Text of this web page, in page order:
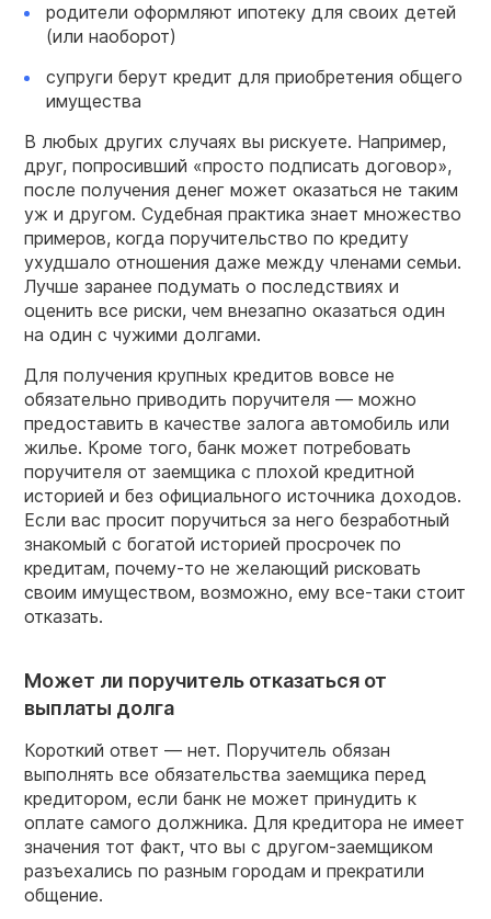
родители оформляют ипотеку для своих детей
(или наоборот)
супруги берут кредит для приобретения общего
имущества
В любых других случаях вы рискуете. Например,
друг, попросивший «просто подписать договор»,
после получения денег может оказаться не таким
уж и другом. Судебная практика знает множество
примеров, когда поручительство по кредиту
ухудшало отношения даже между членами семьи.
Лучше заранее подумать о последствиях и
оценить все риски, чем внезапно оказаться один
на один с чужими долгами.
Для получения крупных кредитов вовсе не
обязательно приводить поручителя — можно
предоставить в качестве залога автомобиль или
жилье. Кроме того, банк может потребовать
поручителя от заемщика с плохой кредитной
историей и без официального источника доходов.
Если вас просит поручиться за него безработный
знакомый с богатой историей просрочек по
кредитам, почему-то не желающий рисковать
своим имуществом, возможно, ему все-таки стоит
отказать.
Может ли поручитель отказаться от
выплаты долга
Короткий ответ — нет. Поручитель обязан
выполнять все обязательства заемщика перед
кредитором, если банк не может принудить к
оплате самого должника. Для кредитора не имеет
значения тот факт, что вы с другом-заемщиком
разъехались по разным городам и прекратили
общение.